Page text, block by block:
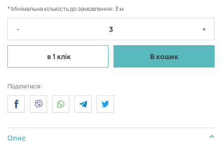
* Мінімальна кількість до замовлення: 3 м
- +
в 1 клік В кошик
Поділитися:
Опис